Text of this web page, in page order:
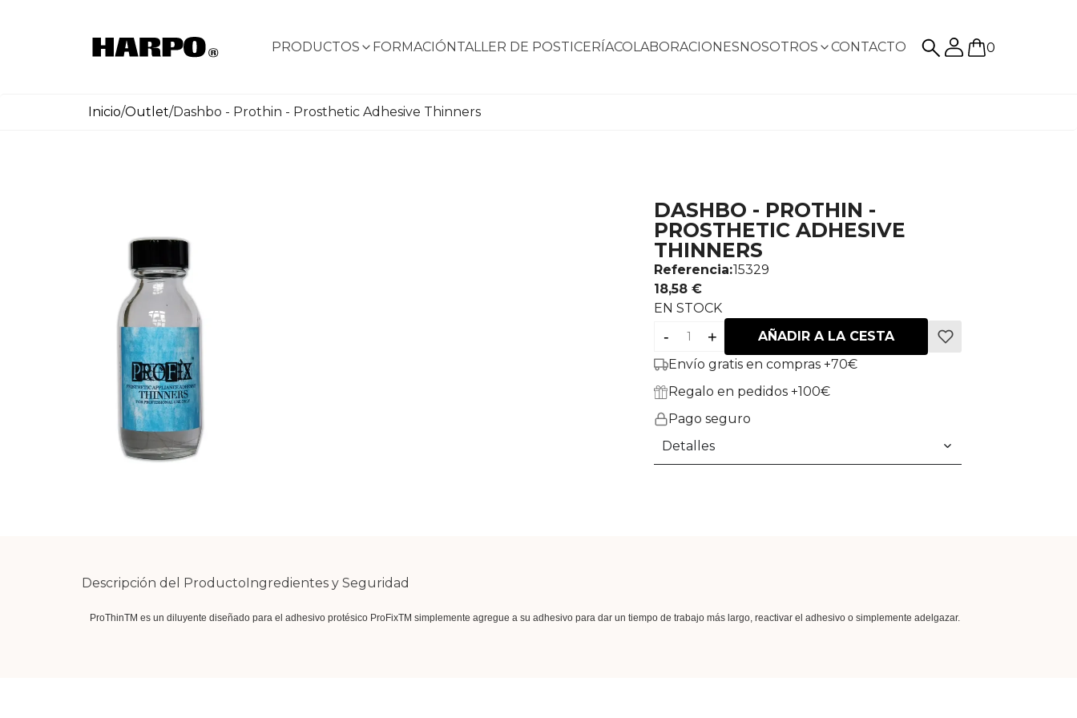
PRODUCTOS FORMACIÓNTALLER DE POSTICERÍACOLABORACIONESNOSOTROS CONTACTO 0
Inicio/Outlet/Dashbo - Prothin - Prosthetic Adhesive Thinners
DASHBO - PROTHIN -
PROSTHETIC ADHESIVE
THINNERS
Referencia:15329
18,58 €
EN STOCK
- +
AÑADIR A LA CESTA
Envío gratis en compras +70€
Regalo en pedidos +100€
Pago seguro
Detalles
Descripción del ProductoIngredientes y Seguridad
ProThinTM es un diluyente diseñado para el adhesivo protésico ProFixTM simplemente agregue a su adhesivo para dar un tiempo de trabajo más largo, reactivar el adhesivo o simplemente adelgazar.